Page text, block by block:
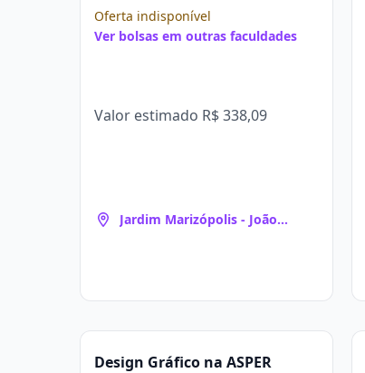
Oferta indisponível
Ver bolsas em outras faculdades
Valor estimado R$ 338,09
Jardim Marizópolis - João
Design Gráfico na ASPER